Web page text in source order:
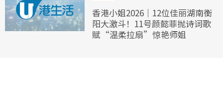
香港小姐2026｜12位佳丽湖南衡
阳大激斗！11号颜懿菲抛诗词歌
赋“温柔拉扇”惊艳师姐